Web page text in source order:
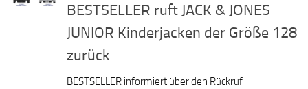
BESTSELLER ruft JACK & JONES
JUNIOR Kinderjacken der Größe 128
zurück
BESTSELLER informiert über den Rückruf